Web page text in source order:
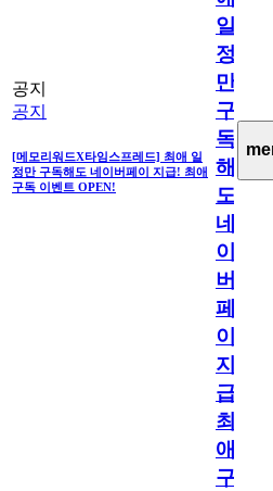
공지
공지
[메모리워드X타임스프레드] 최애 일
정만 구독해도 네이버페이 지급! 최애
구독 이벤트 OPEN!
일
정
만
구
독
해
도
네
이
버
페
이
지
급!
최
애
구